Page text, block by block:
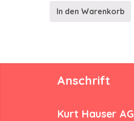
In den Warenkorb
Anschrift
Kurt Hauser AG